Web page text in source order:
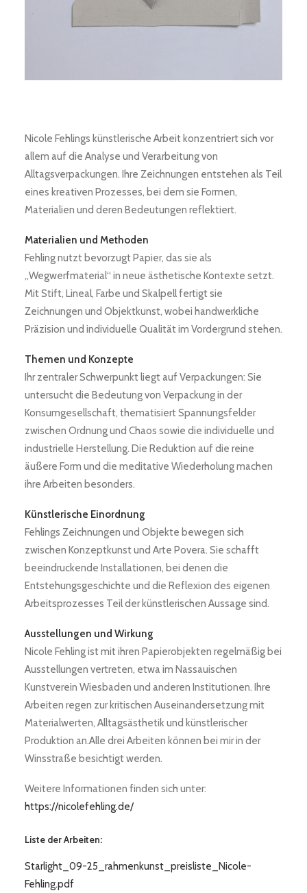
Nicole Fehlings künstlerische Arbeit konzentriert sich vor
allem auf die Analyse und Verarbeitung von
Alltagsverpackungen. Ihre Zeichnungen entstehen als Teil
eines kreativen Prozesses, bei dem sie Formen,
Materialien und deren Bedeutungen reflektiert.
Materialien und Methoden
Fehling nutzt bevorzugt Papier, das sie als
„Wegwerfmaterial“ in neue ästhetische Kontexte setzt.
Mit Stift, Lineal, Farbe und Skalpell fertigt sie
Zeichnungen und Objektkunst, wobei handwerkliche
Präzision und individuelle Qualität im Vordergrund stehen.
Themen und Konzepte
Ihr zentraler Schwerpunkt liegt auf Verpackungen: Sie
untersucht die Bedeutung von Verpackung in der
Konsumgesellschaft, thematisiert Spannungsfelder
zwischen Ordnung und Chaos sowie die individuelle und
industrielle Herstellung. Die Reduktion auf die reine
äußere Form und die meditative Wiederholung machen
ihre Arbeiten besonders.
Künstlerische Einordnung
Fehlings Zeichnungen und Objekte bewegen sich
zwischen Konzeptkunst und Arte Povera. Sie schafft
beeindruckende Installationen, bei denen die
Entstehungsgeschichte und die Reflexion des eigenen
Arbeitsprozesses Teil der künstlerischen Aussage sind.
Ausstellungen und Wirkung
Nicole Fehling ist mit ihren Papierobjekten regelmäßig bei
Ausstellungen vertreten, etwa im Nassauischen
Kunstverein Wiesbaden und anderen Institutionen. Ihre
Arbeiten regen zur kritischen Auseinandersetzung mit
Materialwerten, Alltagsästhetik und künstlerischer
Produktion an.Alle drei Arbeiten können bei mir in der
Winsstraße besichtigt werden.
Weitere Informationen finden sich unter:
https://nicolefehling.de/
Liste der Arbeiten:
Starlight_09-25_rahmenkunst_preisliste_Nicole-
Fehling.pdf